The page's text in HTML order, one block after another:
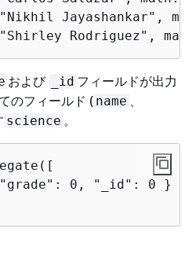
Rodriguez",
および _id フィールドが出力
のフィールド ( name
science 。
0, "_id": 0 } }